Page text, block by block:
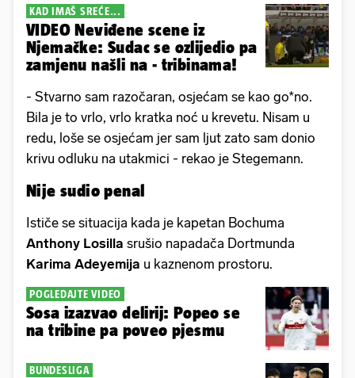
KAD IMAŠ SREĆE...
VIDEO Neviđene scene iz
Njemačke: Sudac se ozlijedio pa
zamjenu našli na - tribinama!
- Stvarno sam razočaran, osjećam se kao go*no.
Bila je to vrlo, vrlo kratka noć u krevetu. Nisam u
redu, loše se osjećam jer sam ljut zato sam donio
krivu odluku na utakmici - rekao je Stegemann.
Nije sudio penal
Ističe se situacija kada je kapetan Bochuma
Anthony Losilla srušio napadača Dortmunda
Karima Adeyemija u kaznenom prostoru.
POGLEDAJTE VIDEO
Sosa izazvao delirij: Popeo se
na tribine pa poveo pjesmu
BUNDESLIGA